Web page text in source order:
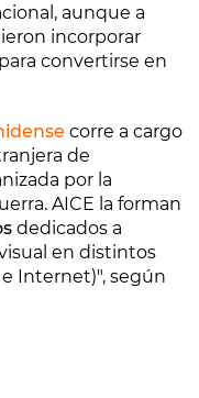
aunque a
incorporar
para convertirse en
corre a cargo
de
por la
AICE la forman
dedicados a
en distintos
Internet)", según